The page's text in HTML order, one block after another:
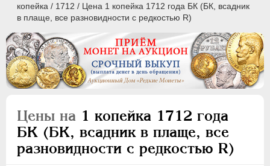
копейка / 1712 / Цена 1 копейка 1712 года БК (БК, всадник
в плаще, все разновидности с редкостью R)
Цены на 1 копейка 1712 года
БК (БК, всадник в плаще, все
разновидности с редкостью R)
ПEТР I 1699 - 1725
Серебро
Медь
5 копеек